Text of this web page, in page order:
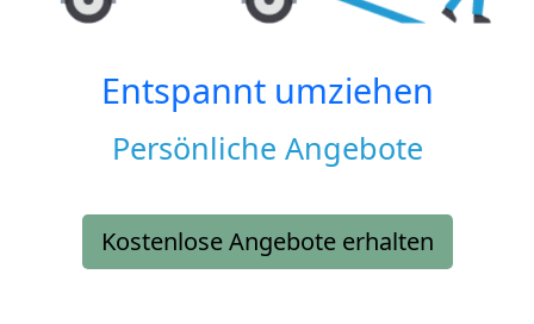
Entspannt umziehen
Persönliche Angebote
Kostenlose Angebote erhalten